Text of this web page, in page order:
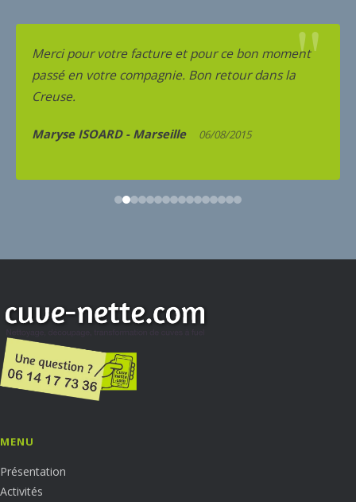
"
Merci pour votre facture et pour ce bon moment
passé en votre compagnie. Bon retour dans la
Creuse.
Maryse ISOARD - Marseille 06/08/2015
MENU
Présentation
Activités